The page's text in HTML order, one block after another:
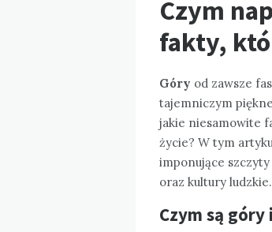
Czym
fakty,
Góry od zawsze
tajemniczym
jakie niesamowite
życie? W tym
imponujące
oraz kultury ludzkie.
Czym są